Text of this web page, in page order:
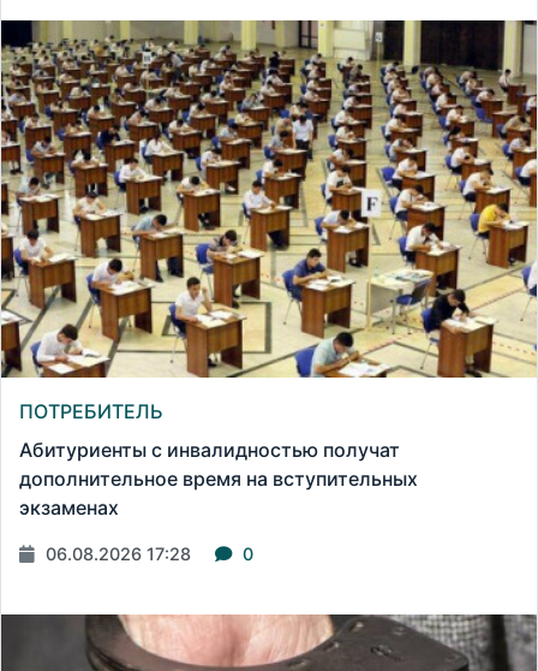
ПОТРЕБИТЕЛЬ
Абитуриенты с инвалидностью получат
дополнительное время на вступительных
экзаменах
06.08.2026 17:28 0